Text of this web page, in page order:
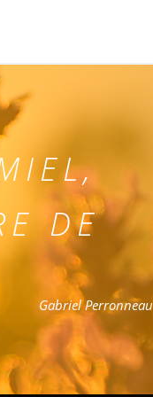
DE
Gabriel Perronneau